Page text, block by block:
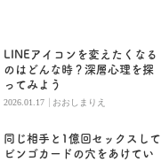
LINEアイコンを変えたくなる
のはどんな時？深層心理を探
ってみよう
2026.01.17 | おおしまりえ
同じ相手と1億回セックスして
ビンゴカードの穴をあけてい